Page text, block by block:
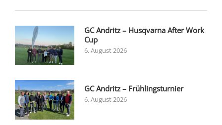
GC Andritz – Husqvarna After Work
Cup
6. August 2026
GC Andritz – Frühlingsturnier
6. August 2026